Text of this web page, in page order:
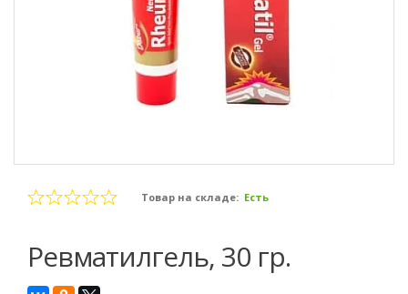
Товар на складе: Есть
Ревматилгель, 30 гр.